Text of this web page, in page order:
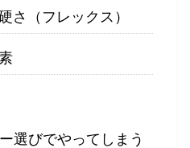
（フレックス）
選びでやってしまう